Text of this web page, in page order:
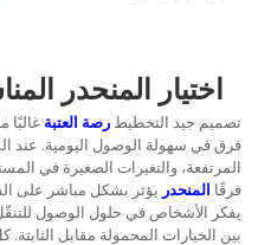
اختيار المنحدر
تصميم جيد التخطيط رصة العتبة غالبًا
فرق في سهولة الوصول اليومية. عند
المرتفعة، والتغيرات الصغيرة في
فرقًا المنحدر يؤثر بشكل مباشر على
يفكر الأشخاص في حلول الوصول
بين الخيارات المحمولة مقابل